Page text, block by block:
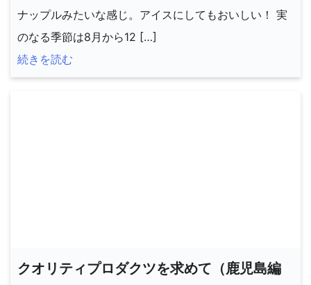
ナップルみたいな感じ。アイスにしてもおいしい！ 実
のなる季節は8月から12 […]
続きを読む
クオリティプロダクツを求めて（鹿児島編